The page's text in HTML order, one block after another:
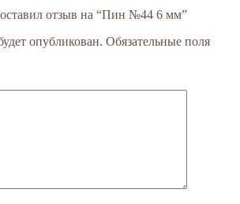
отзыв на “Пин №44 6 мм”
опубликован. Обязательные поля